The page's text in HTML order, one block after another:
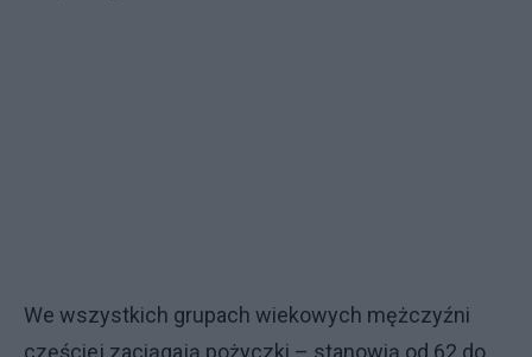
We wszystkich grupach wiekowych mężczyźni
częściej zaciągają pożyczki – stanowią od 62 do